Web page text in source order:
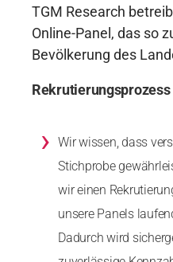
TGM Research
Online-Panel, das so
Bevölkerung des
Rekrutierungsprozess
› Wir wissen, dass
Stichprobe
wir einen
unsere Panels
Dadurch wird